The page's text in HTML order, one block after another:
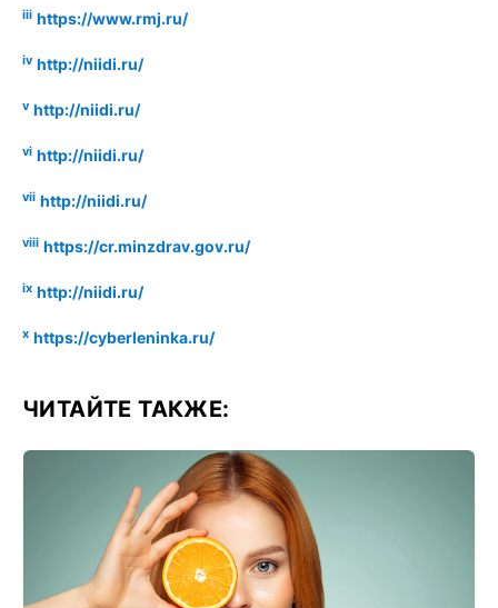
iii https://www.rmj.ru/
iv http://niidi.ru/
v http://niidi.ru/
vi http://niidi.ru/
vii http://niidi.ru/
viii https://cr.minzdrav.gov.ru/
ix http://niidi.ru/
x https://cyberleninka.ru/
ЧИТАЙТЕ ТАКЖЕ: